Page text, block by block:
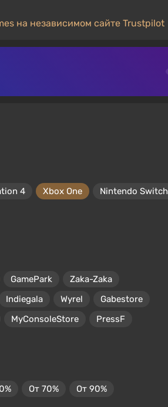
на независимом сайте Trustpilot
4 Xbox One
Nintendo Switch
GamePark
Zaka-Zaka
Indiegala Wyrel
Gabestore
MyConsoleStore
PressF
От 70% От 90%